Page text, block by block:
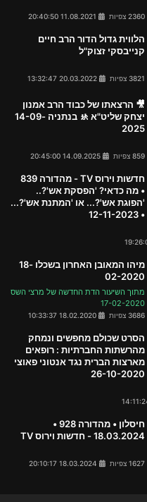
2360 צפיות
הלווית גדול הדור הרב חיים
קנייבסקי זצוק"ל
3821 צפיות
🎥 הרצאתו של כבוד הרב אמנון
יצחק שליט"א 🚸 בנתניה 14-09-
2025
859 צפיות
חדשות וירוס TV - מהדורה 839
• מה כדאי? 'הפסקת אש'?..
'הפוגת אש'?... או 'המתנת אש'?...
• 12-11-2023
מיהו המאובן האחרון בשכלו 18-
02-2020
מתוך השיעור הדת החדשה של מרצי השס
17-02-2020
3686 צפיות
הסרט שכולם מחפשים ונמחק
מהרשתות החברתיות : רופאים
מארצות הברית נגד אנטוני פאוצי
26-10-2020
חיסלון • מהדורה 928 •
18.03.2024 - חדשות וירוס TV
1627 צפיות